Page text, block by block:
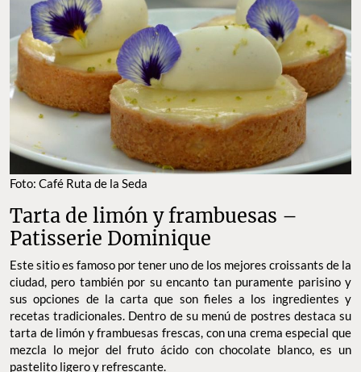
Foto: Café Ruta de la Seda
Tarta de limón y frambuesas –
Patisserie Dominique
Este sitio es famoso por tener uno de los mejores croissants de la
ciudad, pero también por su encanto tan puramente parisino y
sus opciones de la carta que son fieles a los ingredientes y
recetas tradicionales. Dentro de su menú de postres destaca su
tarta de limón y frambuesas frescas, con una crema especial que
mezcla lo mejor del fruto ácido con chocolate blanco, es un
pastelito ligero y refrescante.